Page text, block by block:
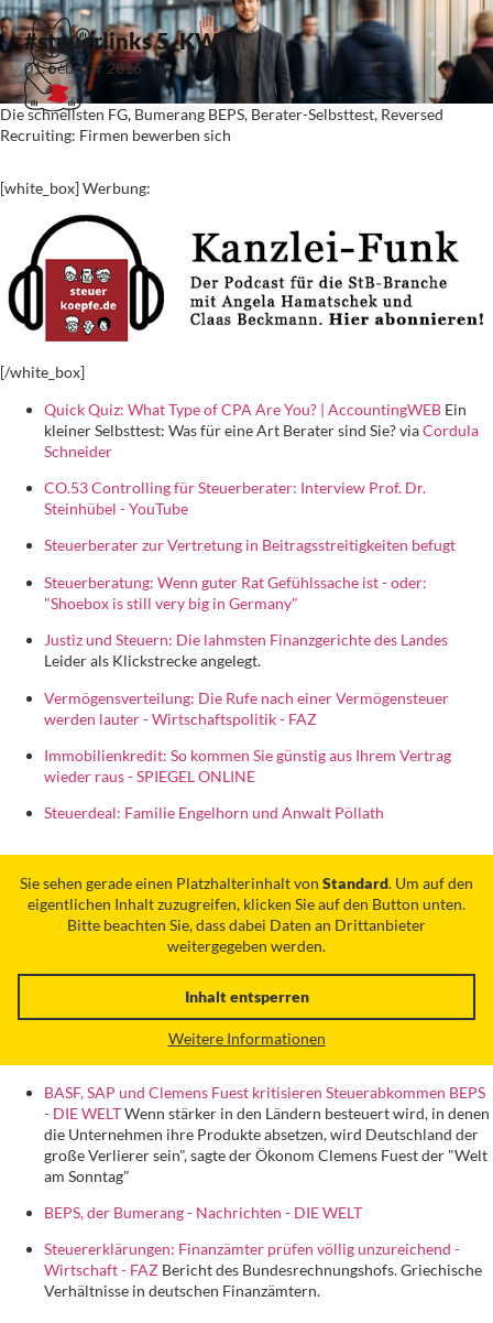
#steuerlinks 5. KW
01. Februar 2016
Die schnellsten FG, Bumerang BEPS, Berater-Selbsttest, Reversed
Recruiting: Firmen bewerben sich
[white_box] Werbung:
[/white_box]
Quick Quiz: What Type of CPA Are You? | AccountingWEB Ein
kleiner Selbsttest: Was für eine Art Berater sind Sie? viaCordula
Schneider
CO.53 Controlling für Steuerberater: Interview Prof. Dr.
Steinhübel - YouTube
Steuerberater zur Vertretung in Beitragsstreitigkeiten befugt
Steuerberatung: Wenn guter Rat Gefühlssache ist - oder:
"Shoebox is still very big in Germany"
Justiz und Steuern: Die lahmsten Finanzgerichte des Landes
Leider als Klickstrecke angelegt.
Vermögensverteilung: Die Rufe nach einer Vermögensteuer
werden lauter - Wirtschaftspolitik - FAZ
Immobilienkredit: So kommen Sie günstig aus Ihrem Vertrag
wieder raus - SPIEGEL ONLINE
Steuerdeal: Familie Engelhorn und Anwalt Pöllath
Sie sehen gerade einen Platzhalterinhalt von Standard. Um auf den
eigentlichen Inhalt zuzugreifen, klicken Sie auf den Button unten.
Bitte beachten Sie, dass dabei Daten an Drittanbieter
weitergegeben werden.
Inhalt entsperren
Weitere Informationen
BASF, SAP und Clemens Fuest kritisieren Steuerabkommen BEPS
- DIE WELTWenn stärker in den Ländern besteuert wird, in denen
die Unternehmen ihre Produkte absetzen, wird Deutschland der
große Verlierer sein", sagte der Ökonom Clemens Fuest der "Welt
am Sonntag"
BEPS, der Bumerang - Nachrichten - DIE WELT
Steuererklärungen: Finanzämter prüfen völlig unzureichend -
Wirtschaft - FAZ Bericht des Bundesrechnungshofs. Griechische
Verhältnisse in deutschen Finanzämtern.